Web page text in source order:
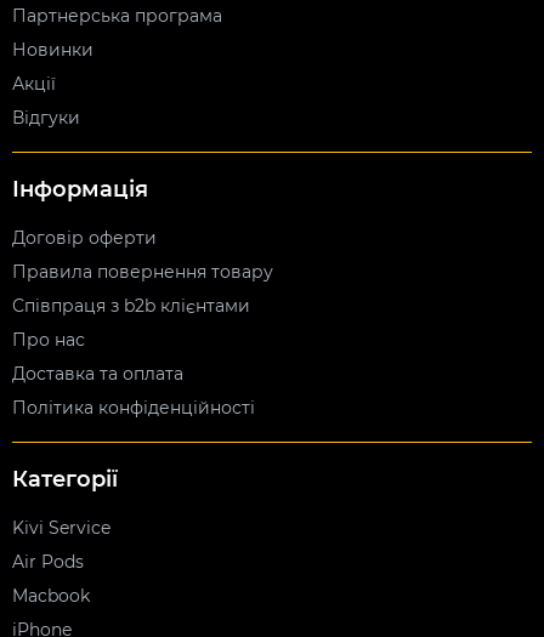
Партнерська програма
Новинки
Акції
Відгуки
Інформація
Договір оферти
Правила повернення товару
Співпраця з b2b клієнтами
Про нас
Доставка та оплата
Політика конфіденційності
Категорії
Kivi Service
Air Pods
Macbook
iPhone